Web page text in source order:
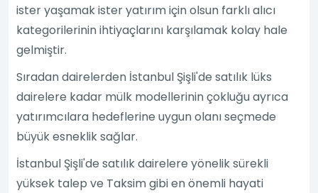
ister yaşamak ister yatırım için olsun farklı alıcı
kategorilerinin ihtiyaçlarını karşılamak kolay hale
gelmiştir.
Sıradan dairelerden İstanbul Şişli'de satılık lüks
dairelere kadar mülk modellerinin çokluğu ayrıca
yatırımcılara hedeflerine uygun olanı seçmede
büyük esneklik sağlar.
İstanbul Şişli'de satılık dairelere yönelik sürekli
yüksek talep ve Taksim gibi en önemli hayati